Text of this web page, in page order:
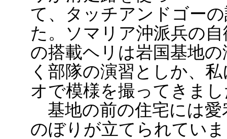
て、タッチアンドゴー
た。ソマリア沖派兵の
の搭載ヘリは岩国基地
く部隊の演習としか、
オで模様を撮ってきま
基地の前の住宅には愛
のぼりが立てられてい